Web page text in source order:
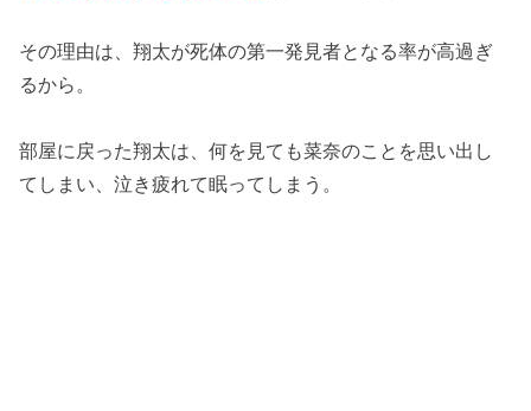
その理由は、翔太が死体の第一発見者となる率が高過ぎ
るから。
部屋に戻った翔太は、何を見ても菜奈のことを思い出し
てしまい、泣き疲れて眠ってしまう。